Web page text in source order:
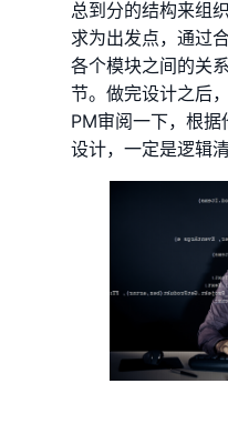
总到分的结构来组
求为出发点，通过
各个模块之间的关
节。做完设计之后
PM审阅一下，根
设计，一定是逻辑